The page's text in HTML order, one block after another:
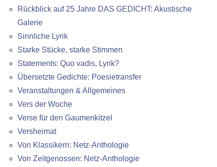
Rückblick auf 25 Jahre DAS GEDICHT: Akustische
Galerie
Sinnliche Lyrik
Starke Stücke, starke Stimmen
Statements: Quo vadis, Lyrik?
Übersetzte Gedichte: Poesietransfer
Veranstaltungen & Allgemeines
Vers der Woche
Verse für den Gaumenkitzel
Versheimat
Von Klassikern: Netz-Anthologie
Von Zeitgenossen: Netz-Anthologie